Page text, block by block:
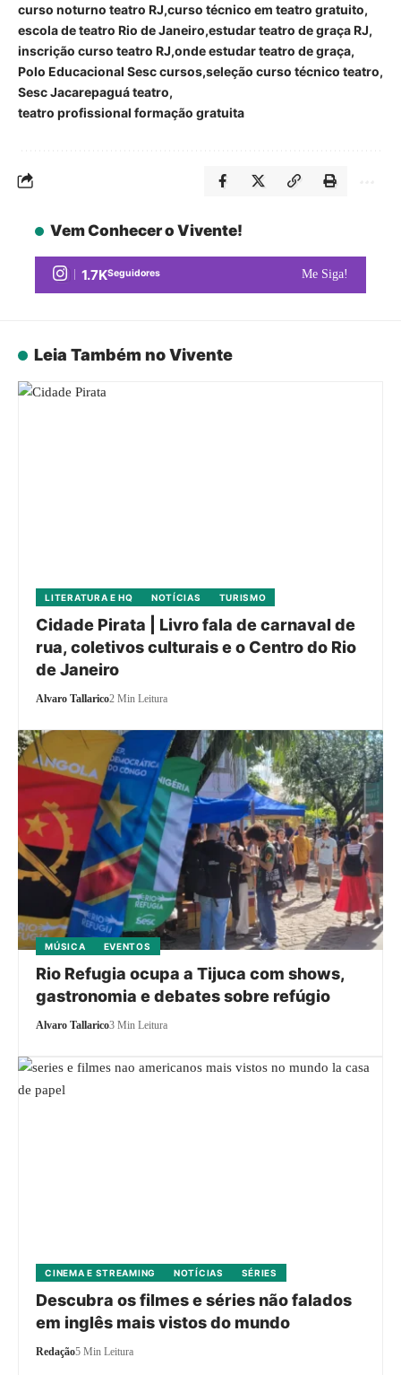
curso noturno teatro RJ curso técnico em teatro gratuito
escola de teatro Rio de Janeiro estudar teatro de graça RJ
inscrição curso teatro RJ onde estudar teatro de graça
Polo Educacional Sesc cursos seleção curso técnico teatro
Sesc Jacarepaguá teatro
teatro profissional formação gratuita
Vem Conhecer o Vivente!
1.7KSeguidores Me Siga!
Leia Também no Vivente
LITERATURA E HQ NOTÍCIAS TURISMO
Cidade Pirata | Livro fala de carnaval de
rua, coletivos culturais e o Centro do Rio
de Janeiro
Alvaro Tallarico2 Min Leitura
MÚSICA EVENTOS
Rio Refugia ocupa a Tijuca com shows,
gastronomia e debates sobre refúgio
Alvaro Tallarico3 Min Leitura
CINEMA E STREAMING NOTÍCIAS SÉRIES
Descubra os filmes e séries não falados
em inglês mais vistos do mundo
Redação5 Min Leitura